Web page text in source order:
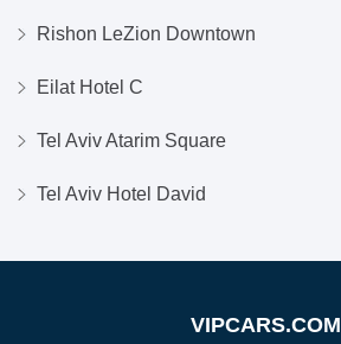
Rishon LeZion Downtown
Eilat Hotel C
Tel Aviv Atarim Square
Tel Aviv Hotel David
VIPCARS.COM